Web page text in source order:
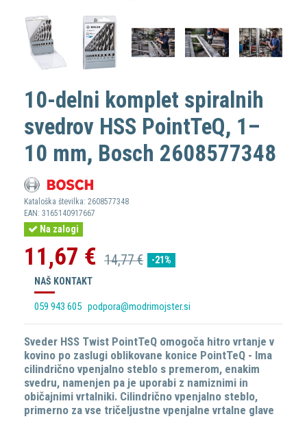
10-delni komplet spiralnih
svedrov HSS PointTeQ, 1–
10 mm, Bosch 2608577348
Kataloška številka: 2608577348
EAN: 3165140917667
Na zalogi
11,67 € 14,77 €
-21%
NAŠ KONTAKT
059 943 605 podpora@modrimojster.si
Sveder HSS Twist PointTeQ omogoča hitro vrtanje v
kovino po zaslugi oblikovane konice PointTeQ - Ima
cilindrično vpenjalno steblo s premerom, enakim
svedru, namenjen pa je uporabi z namiznimi in
običajnimi vrtalniki. Cilindrično vpenjalno steblo,
primerno za vse tričeljustne vpenjalne vrtalne glave